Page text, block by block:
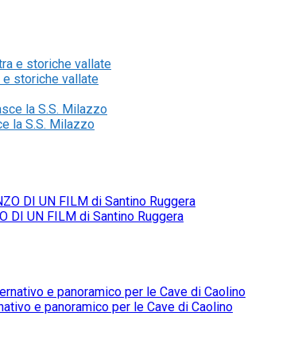
e storiche vallate
la S.S. Milazzo
DI UN FILM di Santino Ruggera
e panoramico per le Cave di Caolino